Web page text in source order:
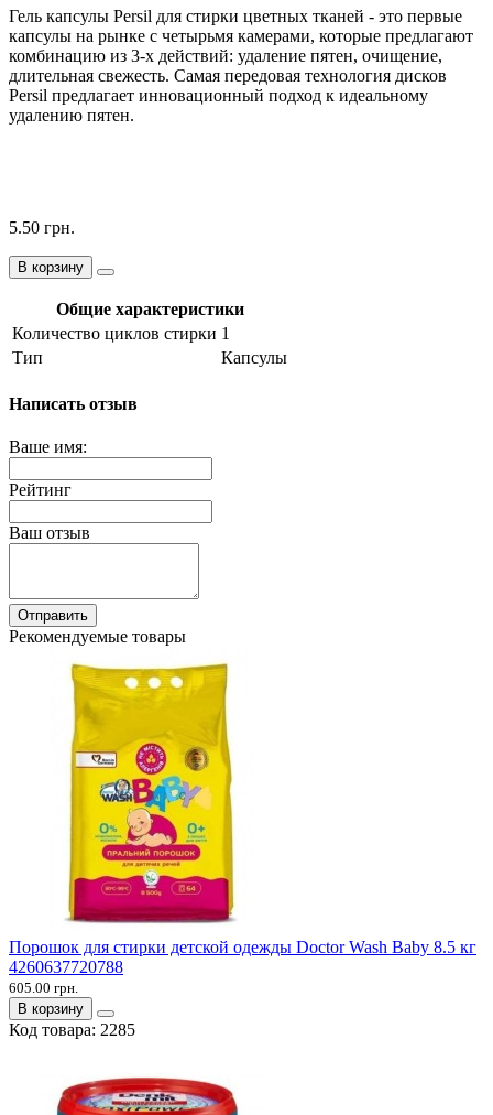
Гель капсулы Persil для стирки цветных тканей - это первые
капсулы на рынке с четырьмя камерами, которые предлагают
комбинацию из 3-х действий: удаление пятен, очищение,
длительная свежесть. Самая передовая технология дисков
Persil предлагает инновационный подход к идеальному
удалению пятен.
5.50 грн.
В корзину
Общие характеристики
Количество циклов стирки 1
Тип
Капсулы
Написать отзыв
Ваше имя:
Рейтинг
Ваш отзыв
Отправить
Рекомендуемые товары
Порошок для стирки детской одежды Doctor Wash Baby 8.5 кг
4260637720788
605.00 грн.
В корзину
Код товара: 2285